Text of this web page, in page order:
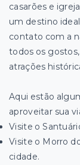
casarões e
um destino
contato com a
todos os
atrações
Aqui estão
aproveitar sua
Visite o
Visite o Morro
cidade.